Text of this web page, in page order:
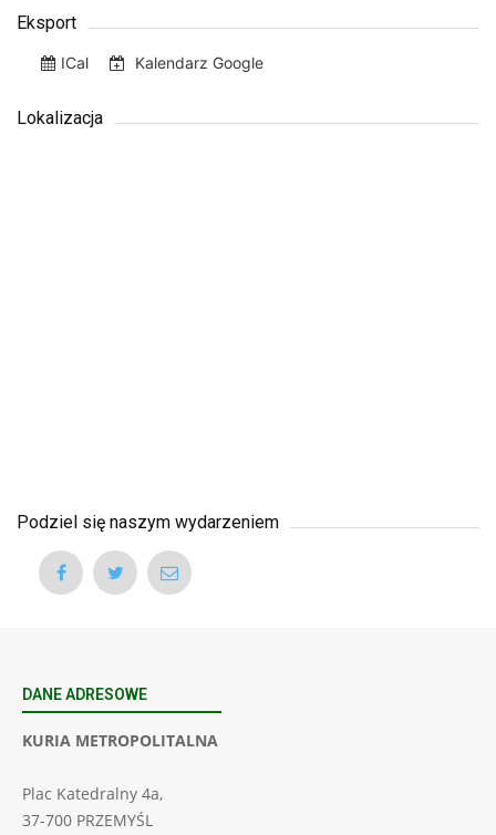
Eksport
ICal Kalendarz Google
Lokalizacja
Podziel się naszym wydarzeniem
DANE ADRESOWE
KURIA METROPOLITALNA
Plac Katedralny 4a,
37-700 PRZEMYŚL